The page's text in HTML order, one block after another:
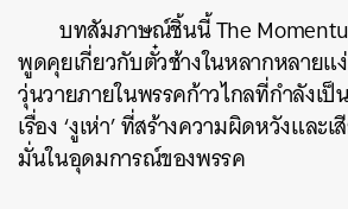
บทสัมภาษณ์ชิ้นนี้ The
พูดคุยเกี่ยวกับตั๋วช้างในหลากหลายแ
วุ่นวายภายในพรรคก้าวไกลที่กำลังเป็
เรื่อง ‘งูเห่า’ ที่สร้างความผิดหวังและ
มั่นในอุดมการณ์ของพรรค